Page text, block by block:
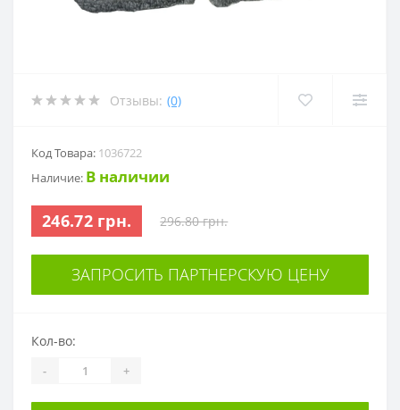
Отзывы: (0)
Код Товара: 1036722
Наличие: В наличии
246.72 грн. 296.80 грн.
ЗАПРОСИТЬ ПАРТНЕРСКУЮ ЦЕНУ
Кол-во:
- +